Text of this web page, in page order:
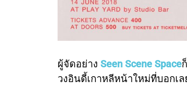
ผู้จัดอย่าง Seen Scene Space
วงอินดี้เกาหลีหน้าใหม่ที่บอกเล